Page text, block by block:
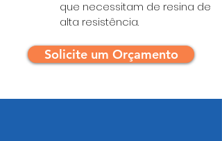
que necessitam de resina de
alta resistência.
Solicite um Orçamento